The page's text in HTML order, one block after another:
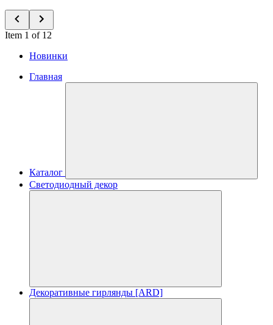
Item 1 of 12
Новинки
Главная
Каталог
Светодиодный декор
Декоративные гирлянды [ARD]